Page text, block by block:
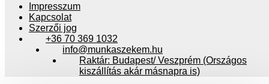
Impresszum
Kapcsolat
Szerzői jog
+36 70 369 1032
info@munkaszekem.hu
Raktár: Budapest/ Veszprém (Országos
kiszállítás akár másnapra is)